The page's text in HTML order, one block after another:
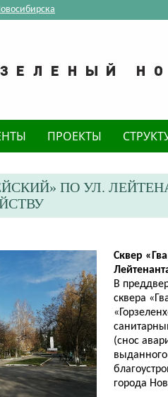
ПРОЕКТЫ
ПО УЛ.
Сквер
В
сквера
(снос
города